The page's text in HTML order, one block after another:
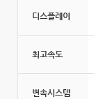
디스플레이
최고속도
변속시스템